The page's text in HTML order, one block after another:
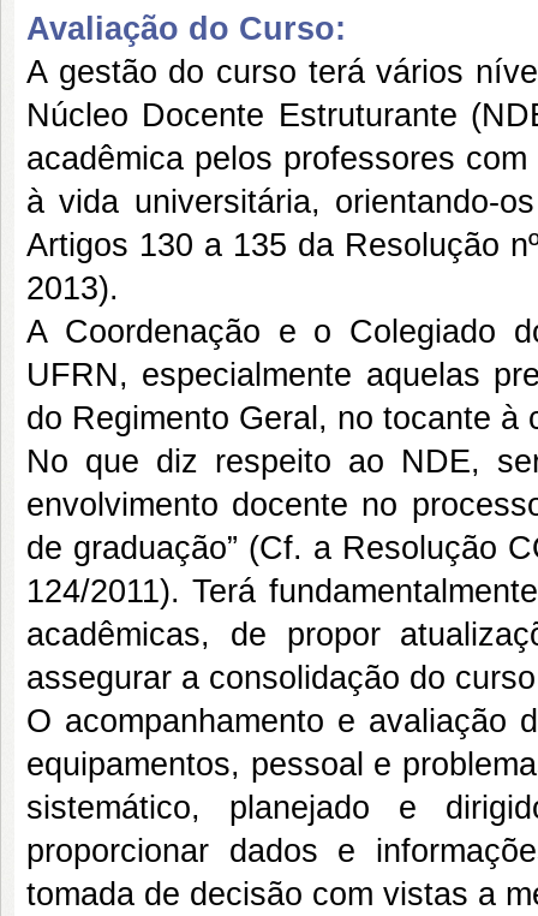
Avaliação do Curso:
A gestão do curso terá vários
Núcleo Docente Estruturante
acadêmica pelos professores
à vida universitária, orientando-
Artigos 130 a 135 da Resolução
2013).
A Coordenação e o Colegiado
UFRN, especialmente aquelas
do Regimento Geral, no tocante à
No que diz respeito ao NDE,
envolvimento docente no
de graduação” (Cf. a Resolução
124/2011). Terá
acadêmicas, de propor
assegurar a consolidação do
O acompanhamento e avaliação
equipamentos, pessoal e
sistemático, planejado e
proporcionar dados e
tomada de decisão com vistas a